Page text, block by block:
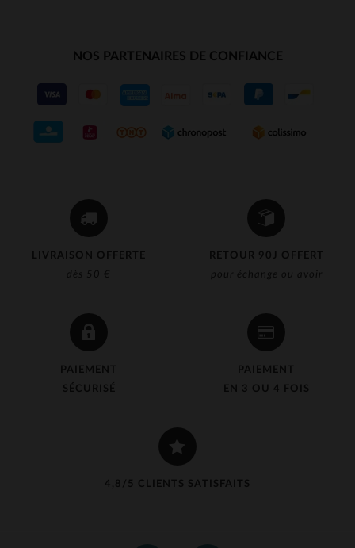
LIVRAISON OFFERTE
dès 50 €
RETOUR 90J OFFERT
pour échange ou avoir
PAIEMENT
SÉCURISÉ
PAIEMENT
EN 3 OU 4 FOIS
4,8/5 CLIENTS SATISFAITS
NOS PARTENAIRES DE CONFIANCE